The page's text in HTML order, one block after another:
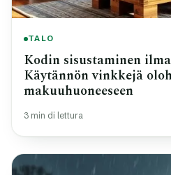
TALO
Kodin sisustaminen
Käytännön vinkkejä
makuuhuoneeseen
3 min di lettura